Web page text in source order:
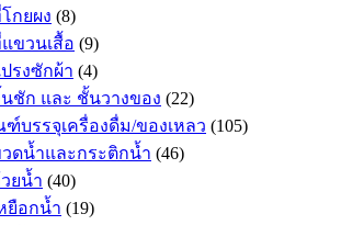
กยผง (8)
ขวนเสื้อ (9)
รงซักผ้า (4)
ชัก และ ชั้นวางของ (22)
บรรจุเครื่องดื่ม/ของเหลว (105)
ดน้ำและกระติกน้ำ (46)
ยน้ำ (40)
ยือกน้ำ (19)